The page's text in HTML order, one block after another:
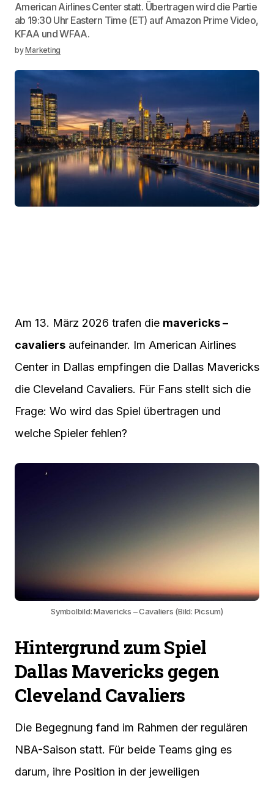
American Airlines Center statt. Übertragen wird die Partie
ab 19:30 Uhr Eastern Time (ET) auf Amazon Prime Video,
KFAA und WFAA.
byMarketing
Am 13. März 2026 trafen die mavericks –
cavaliers aufeinander. Im American Airlines
Center in Dallas empfingen die Dallas Mavericks
die Cleveland Cavaliers. Für Fans stellt sich die
Frage: Wo wird das Spiel übertragen und
welche Spieler fehlen?
Symbolbild: Mavericks – Cavaliers (Bild: Picsum)
Hintergrund zum Spiel
Dallas Mavericks gegen
Cleveland Cavaliers
Die Begegnung fand im Rahmen der regulären
NBA-Saison statt. Für beide Teams ging es
darum, ihre Position in der jeweiligen